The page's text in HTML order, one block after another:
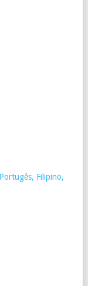
Filipino,